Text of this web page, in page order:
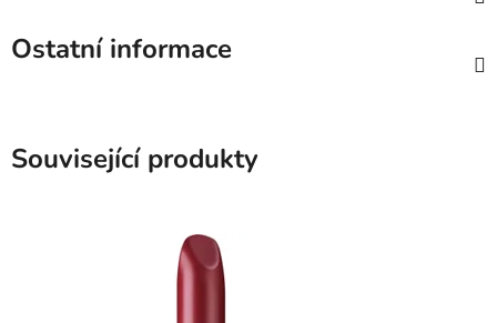
Ostatní informace
Související produkty